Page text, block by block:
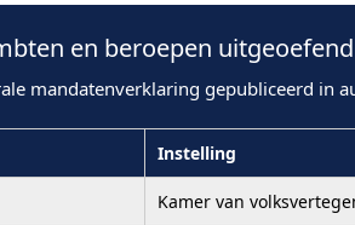
en beroepen
mandatenverklaring gepubliceerd in
Instelling
Kamer van